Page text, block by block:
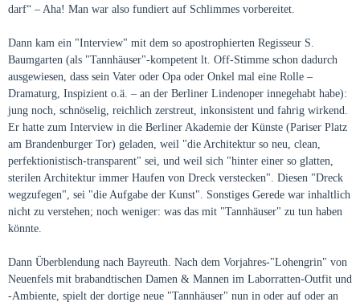
darf“ – Aha! Man war also fundiert auf Schlimmes vorbereitet.
Dann kam ein "Interview" mit dem so apostrophierten Regisseur S.
Baumgarten (als "Tannhäuser"-kompetent lt. Off-Stimme schon dadurch
ausgewiesen, dass sein Vater oder Opa oder Onkel mal eine Rolle –
Dramaturg, Inspizient o.ä. – an der Berliner Lindenoper innegehabt habe):
jung noch, schnöselig, reichlich zerstreut, inkonsistent und fahrig wirkend.
Er hatte zum Interview in die Berliner Akademie der Künste (Pariser Platz
am Brandenburger Tor) geladen, weil "die Architektur so neu, clean,
perfektionistisch-transparent" sei, und weil sich "hinter einer so glatten,
sterilen Architektur immer Haufen von Dreck verstecken". Diesen "Dreck
wegzufegen", sei "die Aufgabe der Kunst". Sonstiges Gerede war inhaltlich
nicht zu verstehen; noch weniger: was das mit "Tannhäuser" zu tun haben
könnte.
Dann Überblendung nach Bayreuth. Nach dem Vorjahres-"Lohengrin" von
Neuenfels mit brabandtischen Damen & Mannen im Laborratten-Outfit und
-Ambiente, spielt der dortige neue "Tannhäuser" nun in oder auf oder an